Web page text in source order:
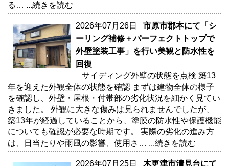
る… ...続きを読む
2026年07月26日 市原市郡本にて「シ
ーリング補修＋パーフェクトトップで
外壁塗装工事」を行い美観と防水性を
回復
サイディング外壁の状態を点検 築13
年を迎えた外観全体の状態を確認 まずは建物全体の様子
を確認し、外壁・屋根・付帯部の劣化状況を細かく見てい
きました。 外観に大きな傷みは見られませんでしたが、
築13年が経過していることから、塗膜の防水性や保護機能
についても確認が必要な時期です。 実際の劣化の進み方
は、日当たりや雨風の影響、使用さ… ...続きを読む
2026年07月25日 木更津市清見台にて